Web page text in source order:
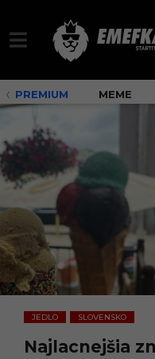
PREMIUM MEME
JEDLO
,
SLOVENSKO
Najlacnejšia